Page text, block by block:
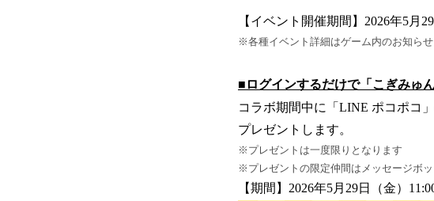
【イベント開催期間】2026年5月
※各種イベント詳細はゲーム内のお知ら
■ログインするだけで「こぎみゅ
コラボ期間中に「LINE ポコポコ
プレゼントします。
※プレゼントは一度限りとなります
※プレゼントの限定仲間はメッセージボ
【期間】2026年5月29日（金）